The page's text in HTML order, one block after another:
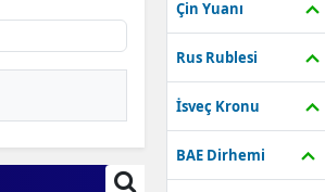
Çin Yuanı
Rus Rublesi
İsveç Kronu
BAE Dirhemi